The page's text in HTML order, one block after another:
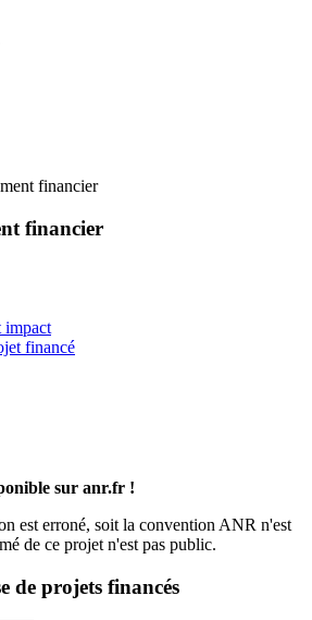
financier
financier
impact
financé
sur anr.fr !
est erroné, soit la convention ANR n'est
de ce projet n'est pas public.
de projets financés